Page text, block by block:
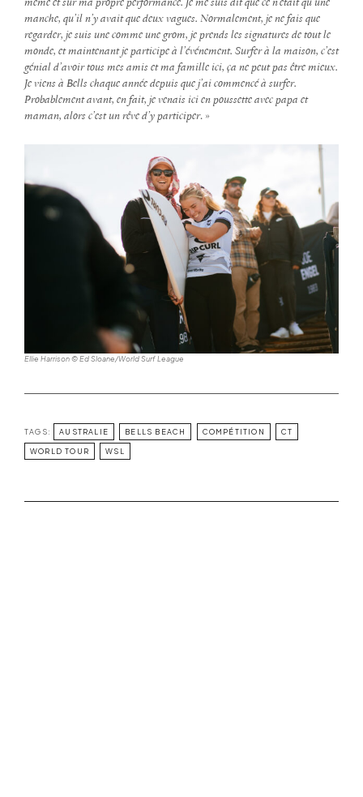
même et sur ma propre performance. Je me suis dit que ce n’était qu’une
manche, qu’il n’y avait que deux vagues. Normalement, je ne fais que
regarder, je suis une comme une grom, je prends les signatures de tout le
monde, et maintenant je participe à l’événement. Surfer à la maison, c’est
génial d’avoir tous mes amis et ma famille ici, ça ne peut pas être mieux.
Je viens à Bells chaque année depuis que j’ai commencé à surfer.
Probablement avant, en fait, je venais ici en poussette avec papa et
maman, alors c’est un rêve d’y participer. »
Ellie Harrison © Ed Sloane/World Surf League
TAGS: AUSTRALIE BELLS BEACH COMPÉTITION CT
WORLD TOUR WSL